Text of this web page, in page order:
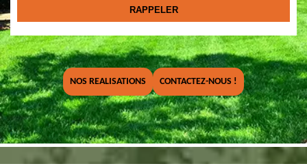
NOS REALISATIONS CONTACTEZ-NOUS !